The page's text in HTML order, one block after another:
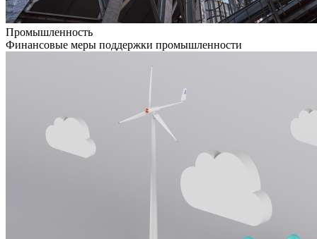
Промышленность
Финансовые меры поддержки промышленности